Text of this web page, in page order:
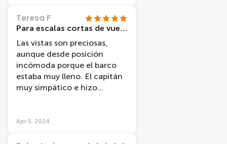
Teresa F
Para escalas cortas de vuelo
Las vistas son preciosas,
aunque desde posición
incómoda porque el barco
estaba muy lleno. El capitán
muy simpático e hizo
Apr 5, 2024